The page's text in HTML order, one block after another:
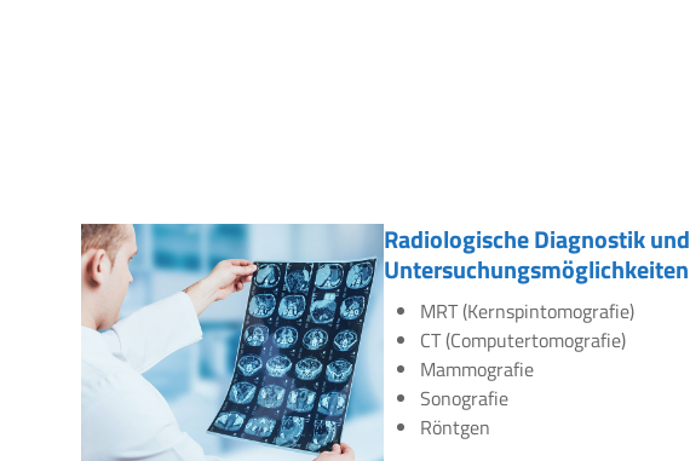
Radiologische Diagnostik und
Untersuchungsmöglichkeiten
MRT (Kernspintomografie)
CT (Computertomografie)
Mammografie
Sonografie
Röntgen